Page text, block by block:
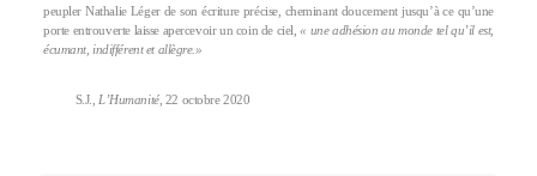
peupler Nathalie Léger de son écriture précise, cheminant doucement jusqu’à ce qu’une
porte entrouverte laisse apercevoir un coin de ciel,« une adhésion au monde tel qu’il est,
écumant, indifférent et allègre.»
S.J., L’Humanité, 22 octobre 2020